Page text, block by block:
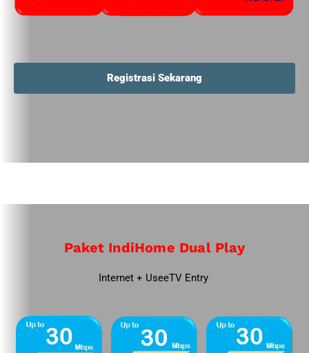
Registrasi Sekarang
Paket IndiHome Dual Play
Internet + UseeTV Entry